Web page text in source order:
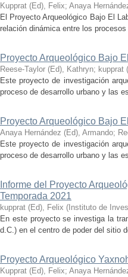
Kupprat (Ed), Felix; Anaya
El Proyecto Arqueológico Bajo El
relación dinámica entre los
Proyecto Arqueológico Bajo
Reese-Taylor (Ed), Kathryn; kupprat
Este proyecto de investigación
proceso de desarrollo urbano y las
Proyecto Arqueológico Bajo
Anaya Hernández (Ed), Armando;
Este proyecto de investigación
proceso de desarrollo urbano y las
Informe del Proyecto
Temporada 2021
kupprat (Ed), Felix ( Instituto de
En este proyecto se investiga la
d.C.) en el centro de poder del sitio
Proyecto Arqueológico
Kupprat (Ed), Felix; Anaya